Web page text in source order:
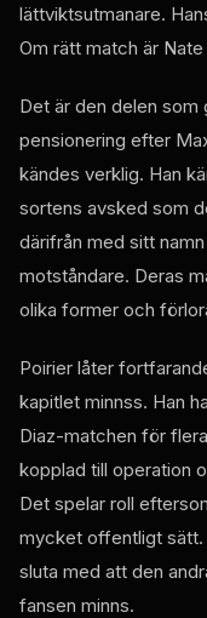
lättviktsutmanare.
Om rätt match är
Det är den delen som
pensionering efter
kändes verklig. Han
sortens avsked som
därifrån med sitt
motståndare. Deras
olika former och
Poirier låter
kapitlet minnss. Han
Diaz-matchen för
kopplad till operation
Det spelar roll
mycket offentligt sätt.
sluta med att den
fansen minns.